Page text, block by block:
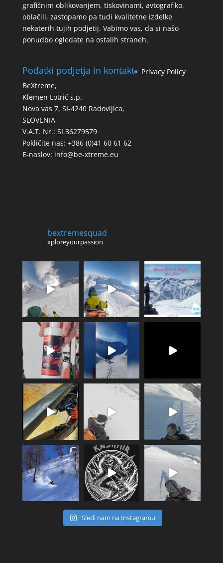
grafičnim oblikovanjem, tiskovinami, avtografiko,
oblačili, zastopamo pa tudi kvalitetne izdelke
nekaterih tujih podjetij. Vabimo vas, da si našo
ponudbo ogledate na ostalih straneh.
Podatki podjetja in kontakt
BeXtreme,
Klemen Lotrič s.p.
Nova vas 7, SI-4240 Radovljica,
SLOVENIA
V.A.T. Nr.: SI 36279579
Pokličite nas: +386 (0)41 60 61 62
E-naslov: info@be-xtreme.eu
Privacy Policy
bextremesquad
xploreyourpassion
Sledi nam na Instagramu